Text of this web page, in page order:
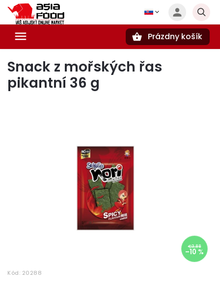
Prázdny košík
Snack z mořských řas
pikantní 36 g
€3,88
–10 %
Kód: 20288